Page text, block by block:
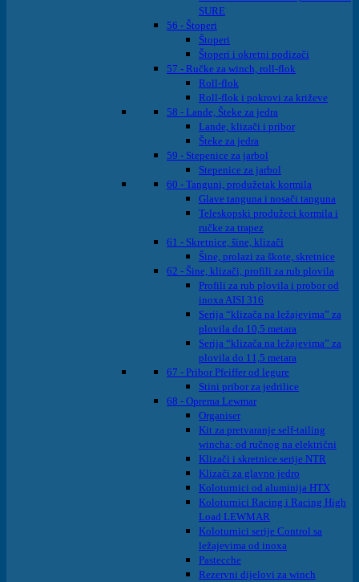
SURE
56 - Štoperi
Štoperi
Štoperi i okretni podizači
57 - Ručke za winch, roll-flok
Roll-flok
Roll-flok i pokrovi za križeve
58 - Lande, Šteke za jedra
Lande, klizači i pribor
Šteke za jedra
59 - Stepenice za jarbol
Stepenice za jarbol
60 - Tanguni, produžetak kormila
Glave tanguna i nosači tanguna
Teleskopski produžeci kormila i
ručke za trapez
61 - Skretnice, šine, klizači
Šine, prolazi za škote, skretnice
62 - Šine, klizači, profili za rub plovila
Profili za rub plovila i probor od
inoxa AISI 316
Serija “klizača na ležajevima” za
plovila do 10,5 metara
Serija “klizača na ležajevima” za
plovila do 11,5 metara
67 - Pribor Pfeiffer od legure
Stini pribor za jedrilice
68 - Oprema Lewmar
Organiser
Kit za pretvaranje self-tailing
wincha: od ručnog na električni
Klizači i skretnice serije NTR
Klizači za glavno jedro
Koloturnici od aluminija HTX
Koloturnici Racing i Racing High
Load LEWMAR
Koloturnici serije Control sa
ležajevima od inoxa
Pastecche
Rezervni dijelovi za winch